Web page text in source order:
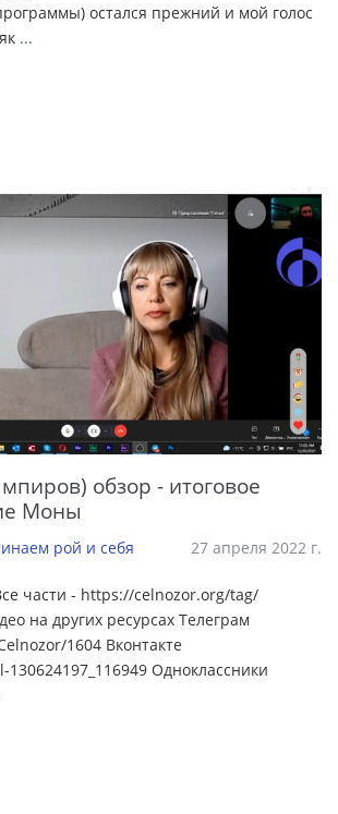
остался прежний и мой голос
...
обзор - итоговое
Моны
рой и себя 27 апреля 2022 г.
части - https://celnozor.org/tag/
на других ресурсах Телеграм
1604 Вконтакте
Одноклассники